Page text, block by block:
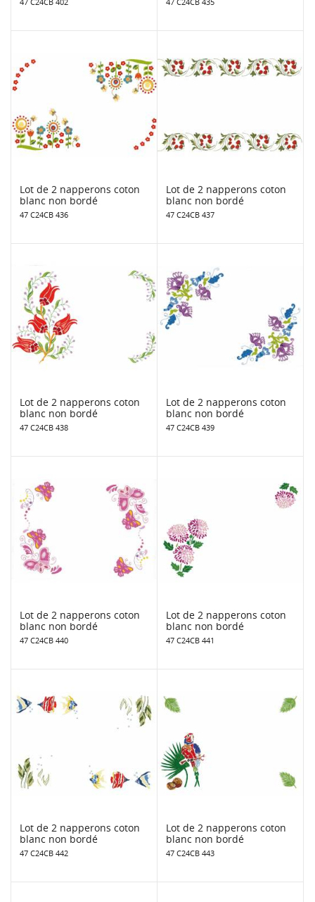
Lot de 2 napperons coton
blanc non bordé
47 C24CB 436
Lot de 2 napperons coton
blanc non bordé
47 C24CB 437
Lot de 2 napperons coton
blanc non bordé
47 C24CB 438
Lot de 2 napperons coton
blanc non bordé
47 C24CB 439
Lot de 2 napperons coton
blanc non bordé
47 C24CB 440
Lot de 2 napperons coton
blanc non bordé
47 C24CB 441
Lot de 2 napperons coton
blanc non bordé
47 C24CB 442
Lot de 2 napperons coton
blanc non bordé
47 C24CB 443